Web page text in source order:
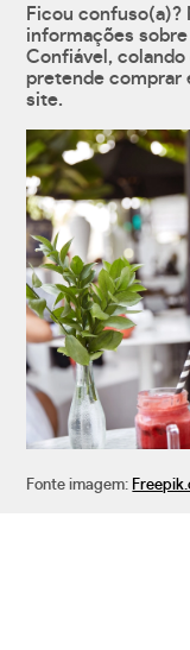
Ficou confuso(a)?
informações
Confiável, colando
pretende comprar
site.
Fonte imagem: